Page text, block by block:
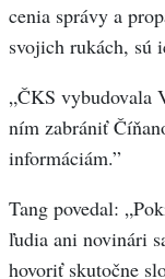
cenia správy a
svojich rukách, sú
„ČKS vybudovala
ním zabrániť
informáciám.”
Tang povedal:
ľudia ani novinári
hovoriť skutočne